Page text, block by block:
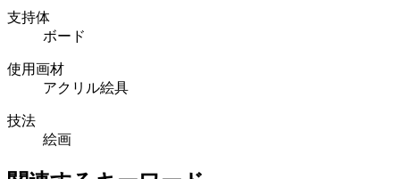
支持体
ボード
使用画材
アクリル絵具
技法
絵画